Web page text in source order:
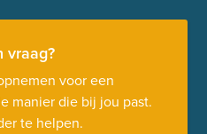
vraag?
voor een
manier die bij jou past.
te helpen.